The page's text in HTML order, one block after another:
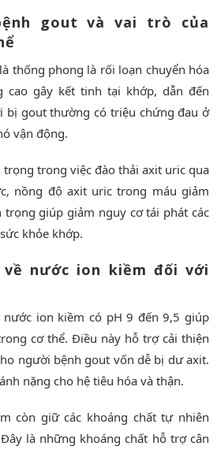
gout và vai trò của
thống phong là rối loạn chuyển hóa
cao gây kết tinh tại khớp, dẫn đến
bị gout thường có triệu chứng đau ở
vận động.
trong việc đào thải axit uric qua
nồng độ axit uric trong máu giảm
giúp giảm nguy cơ tái phát các
khỏe khớp.
về nước ion kiềm đối với
nước ion kiềm có pH 9 đến 9,5 giúp
cơ thể. Điều này hỗ trợ cải thiện
người bệnh gout vốn dễ bị dư axit.
nặng cho hệ tiêu hóa và thận.
còn giữ các khoáng chất tự nhiên
là những khoáng chất hỗ trợ cân